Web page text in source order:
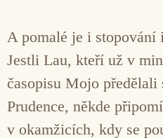
A pomalé je i stopování
Jestli Lau, kteří už v
časopisu Mojo předělali
Prudence, někde
v okamžicích, kdy se